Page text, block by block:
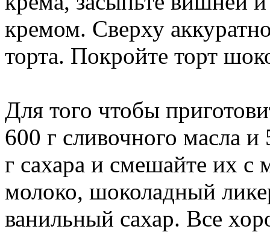
кремом. Сверху
торта. Покройте торт
Для того чтобы
600 г сливочного масла и
г сахара и смешайте их с
молоко, шоколадный
ванильный сахар. Все